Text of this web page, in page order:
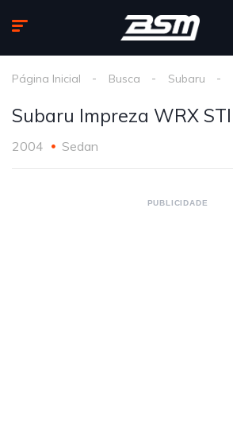
Página Inicial Busca Subaru
Subaru Impreza WRX
2004 Sedan
PUBLICIDADE